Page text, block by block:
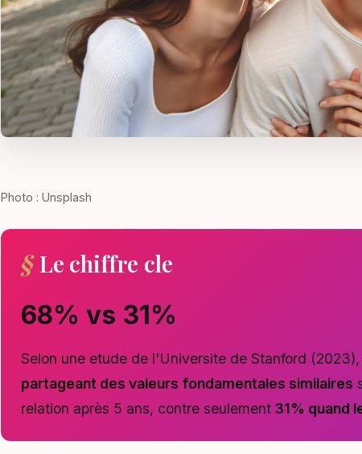
Photo : Unsplash
Le chiffre cle
68% vs 31%
Selon une etude de l'Universite de Stanford (2023),
partageant des valeurs fondamentales similaires
relation après 5 ans, contre seulement 31% quand